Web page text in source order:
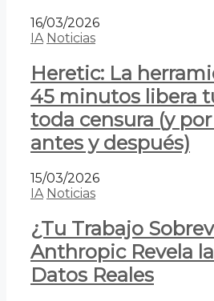
16/03/2026
IA Noticias
Heretic: La
45 minutos libera
toda censura (y
antes y después)
15/03/2026
IA Noticias
¿Tu Trabajo
Anthropic Revela
Datos Reales